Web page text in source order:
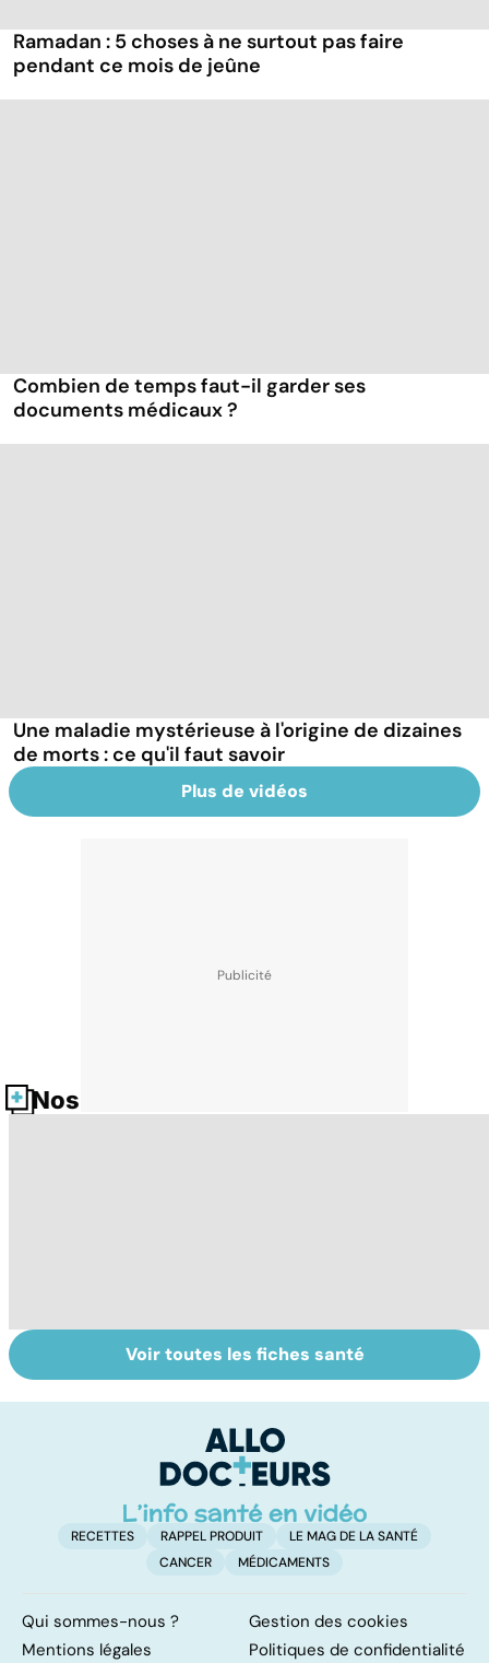
Ramadan : 5 choses à ne surtout pas faire
pendant ce mois de jeûne
Combien de temps faut-il garder ses
documents médicaux ?
Une maladie mystérieuse à l'origine de dizaines
de morts : ce qu'il faut savoir
Plus de vidéos
Nos fiches santé
Covid-19 : tout
savoir sur la
Variole du singe :
symptômes,
traitements
Voir toutes les fiches santé
RECETTES RAPPEL PRODUIT
LE MAG DE LA SANTÉ
CANCER
MÉDICAMENTS
Qui sommes-nous ?
Gestion des cookies
Mentions légales
Politiques de confidentialité